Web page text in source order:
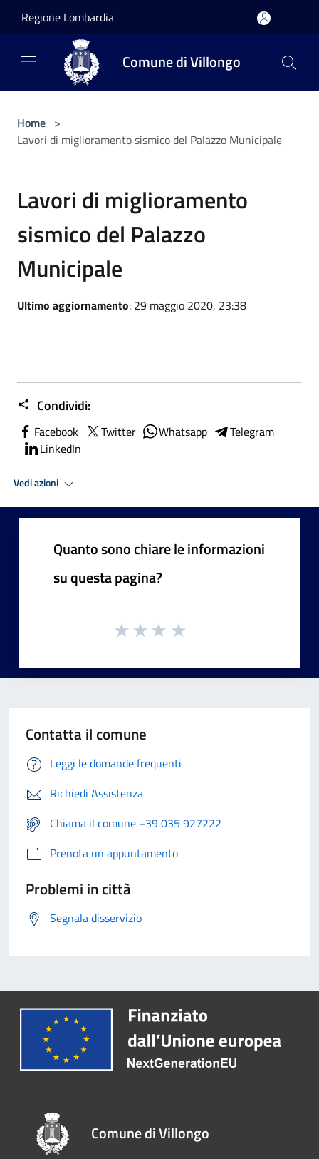
Regione Lombardia
Comune di Villongo
Home >
Lavori di miglioramento sismico del Palazzo Municipale
Lavori di miglioramento
sismico del Palazzo
Municipale
Ultimo aggiornamento: 29 maggio 2020, 23:38
Condividi:
Facebook Twitter Whatsapp
Telegram
LinkedIn
Vedi azioni
Quanto sono chiare le informazioni
su questa pagina?
Contatta il comune
Leggi le domande frequenti
Richiedi Assistenza
Chiama il comune +39 035 927222
Prenota un appuntamento
Problemi in città
Segnala disservizio
Comune di Villongo